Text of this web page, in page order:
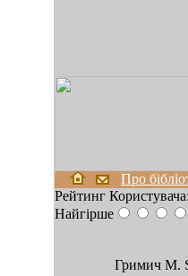
Про
Рейтинг Користувача:
Найгірше
Гримич М.